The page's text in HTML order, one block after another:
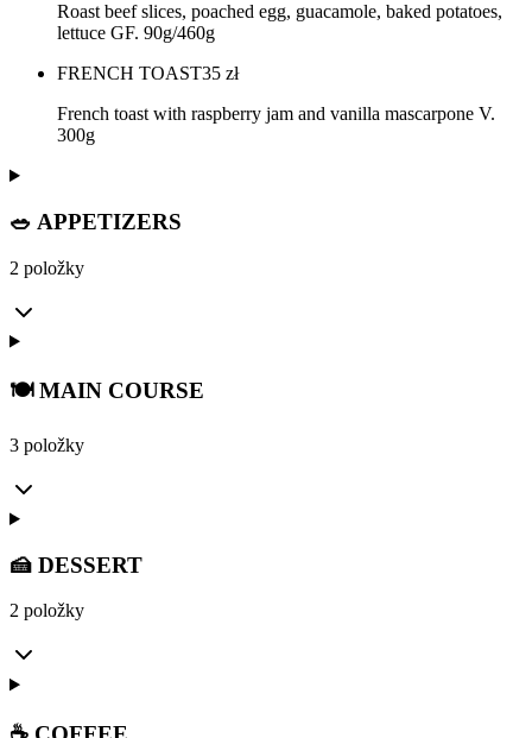
Roast beef slices, poached egg, guacamole, baked potatoes,
lettuce GF. 90g/460g
FRENCH TOAST35 zł
French toast with raspberry jam and vanilla mascarpone V.
300g
🥗 APPETIZERS
2 položky
🍽️ MAIN COURSE
3 položky
🍰 DESSERT
2 položky